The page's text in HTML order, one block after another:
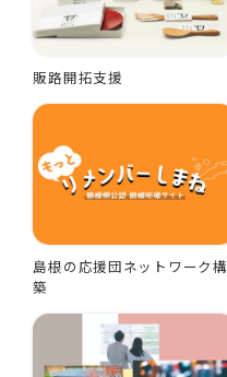
販路開拓支援
島根の応援団ネットワーク構
築